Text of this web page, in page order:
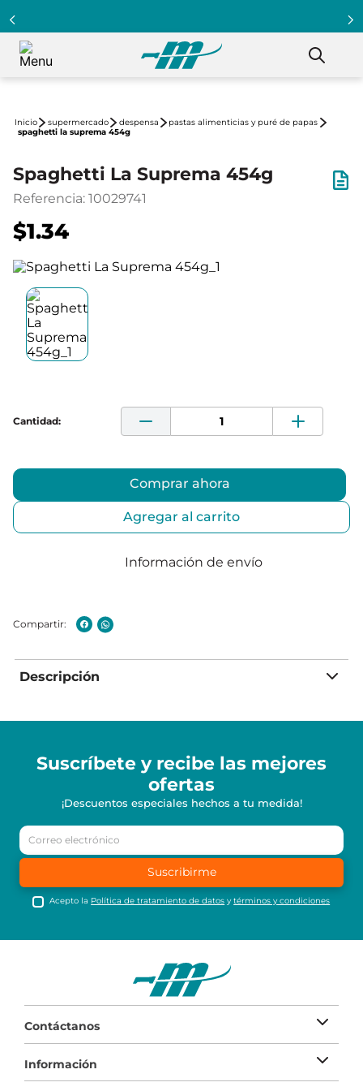
supermercado despensa
pastas alimenticias y puré de papas
spaghetti la suprema 454g
Spaghetti La Suprema 454g
Referencia: 10029741
$1.34
Comprar ahora
Agregar al carrito
Información de envío
Descripción
Suscríbete y recibe las mejores
ofertas
¡Descuentos especiales hechos a tu medida!
Suscribirme
Acepto la Política de tratamiento de datos ytérminos y condiciones
Contáctanos
Información